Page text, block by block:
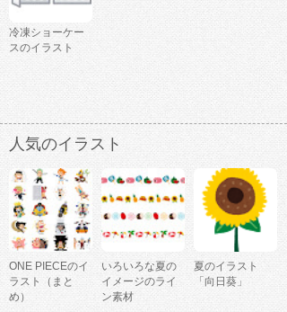
冷凍ショーケー
スのイラスト
人気のイラスト
ONE PIECEのイ
ラスト（まと
め）
いろいろな夏の
イメージのライ
ン素材
夏のイラスト
「向日葵」